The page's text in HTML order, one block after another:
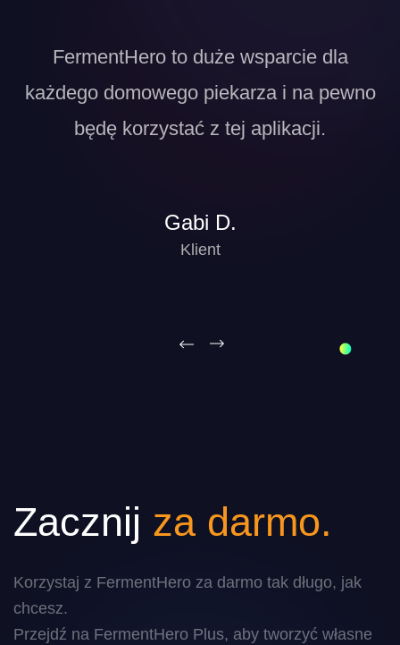
FermentHero to duże wsparcie dla
każdego domowego piekarza i na pewno
będę korzystać z tej aplikacji.
Gabi D.
Klient
Zacznij za darmo.
Korzystaj z FermentHero za darmo tak długo, jak
chcesz.
Przejdź na FermentHero Plus, aby tworzyć własne